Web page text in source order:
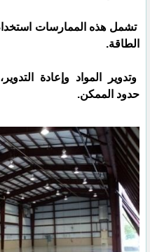
تشمل هذه الممارسات
الطاقة.
وتدوير المواد وإعادة
حدود الممكن.